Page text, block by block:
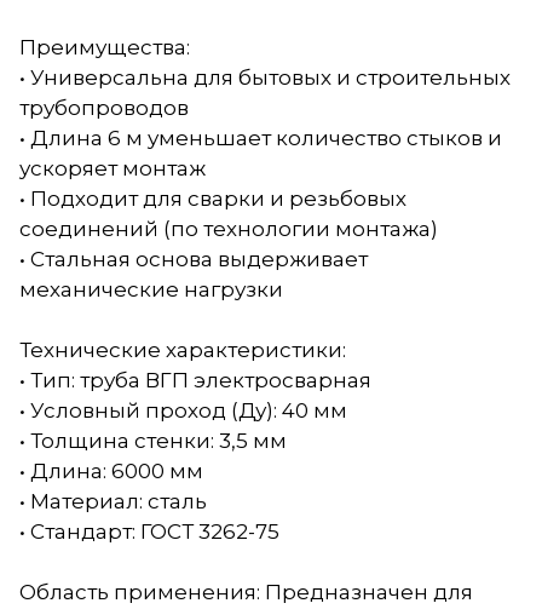
Преимущества:
• Универсальна для бытовых и строительных
трубопроводов
• Длина 6 м уменьшает количество стыков и
ускоряет монтаж
• Подходит для сварки и резьбовых
соединений (по технологии монтажа)
• Стальная основа выдерживает
механические нагрузки
Технические характеристики:
• Тип: труба ВГП электросварная
• Условный проход (Ду): 40 мм
• Толщина стенки: 3,5 мм
• Длина: 6000 мм
• Материал: сталь
• Стандарт: ГОСТ 3262-75
Область применения: Предназначен для